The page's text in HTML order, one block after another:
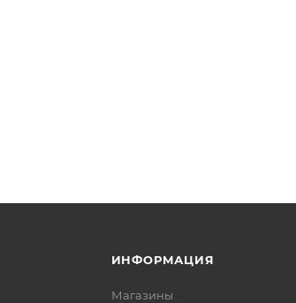
ИНФОРМАЦИЯ
Магазины